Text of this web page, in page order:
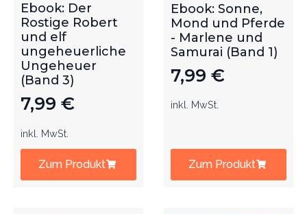
Ebook: Der
Rostige Robert
und elf
ungeheuerliche
Ungeheuer
(Band 3)
7,99 €
inkl. MwSt.
Zum Produkt
Ebook: Sonne,
Mond und Pferde
- Marlene und
Samurai (Band 1)
7,99 €
inkl. MwSt.
Zum Produkt